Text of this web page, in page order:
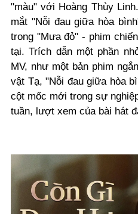
"màu" với Hoàng Thùy
mắt "Nỗi đau giữa hòa
trong "Mưa đỏ" - phim
tại. Trích dẫn một phần
MV, như một bản phim
vật Tạ, "Nỗi đau giữa hòa
cột mốc mới trong sự
tuần, lượt xem của bài hát